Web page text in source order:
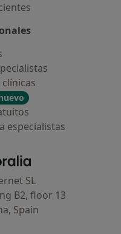
especialistas
- Página de inicio
SL
B2, floor 13
Spain